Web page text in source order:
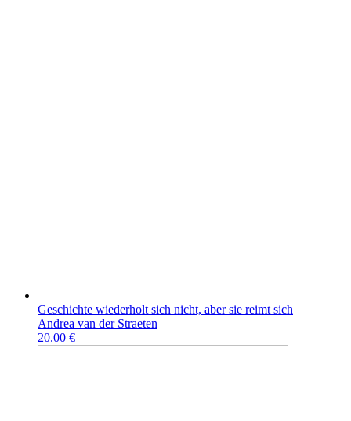
Geschichte wiederholt sich nicht, aber sie reimt sich
Andrea van der Straeten
20.00 €